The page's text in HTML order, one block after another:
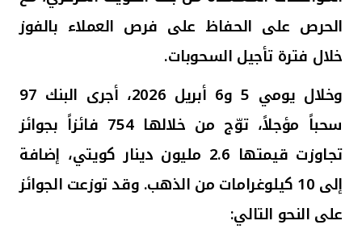
اتصل بنا
مواقع الفروع وأجهزة الصرف الآلي
ألمانيا
ماليزيا
تركيا
الحرص على الحفاظ على فرص العملاء بالفوز
خلال فترة تأجيل السحوبات.
وخلال يومي 5و6
أبريل 2026، أجرى البنك 97
سحباً مؤجلاً، توّج من خلالها 754 فائزاً بجوائز
تجاوزت قيمتها 2.6 مليون
دينار كويتي، إضافة
إلى 10 كيلوغرامات من الذهب. وقد توزعت الجوائز
على النحو التالي: